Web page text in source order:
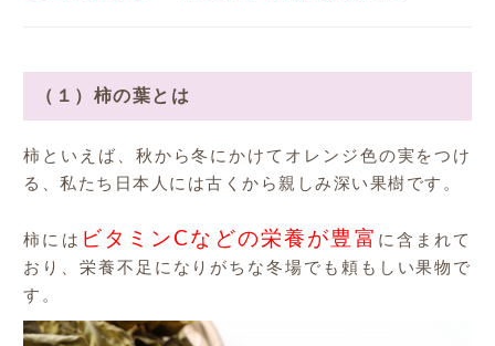
（１）柿の葉とは
柿といえば、秋から冬にかけてオレンジ色の実をつけ
る、私たち日本人には古くから親しみ深い果樹です。
柿には ビタミンCなどの栄養が豊富 に含まれて
おり、栄養不足になりがちな冬場でも頼もしい果物で
す。